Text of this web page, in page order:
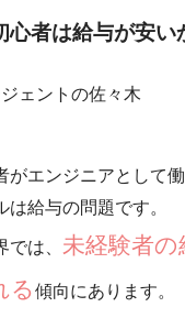
心者は給与が安い
がエンジニアとして働
は給与の問題です。
は、 未経験者
る傾向にあります。